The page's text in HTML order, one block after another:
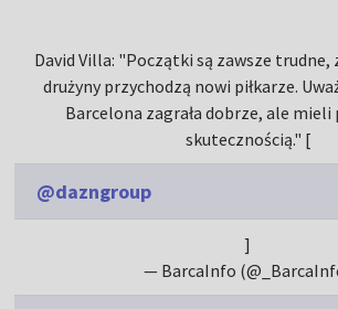
David Villa: "Początki są zawsze trudne,
drużyny przychodzą nowi piłkarze.
Barcelona zagrała dobrze, ale
skutecznością." [
@dazngroup
]
— BarcaInfo